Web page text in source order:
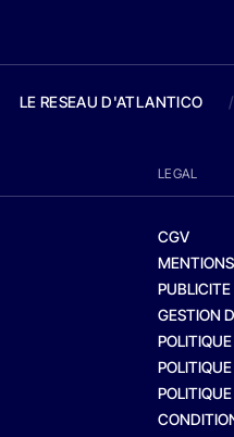
LE RESEAU D'ATLANTICO /
LEGAL
CGV
GESTION